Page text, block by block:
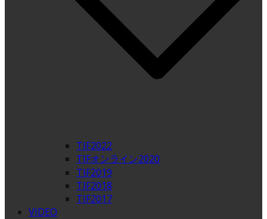
TIF2022
TIFオンライン2020
TIF2019
TIF2018
TIF2017
VIDEO